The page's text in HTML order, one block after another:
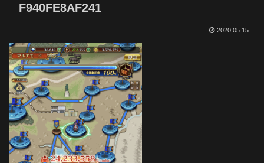
F940FE8AF241
2020.05.15